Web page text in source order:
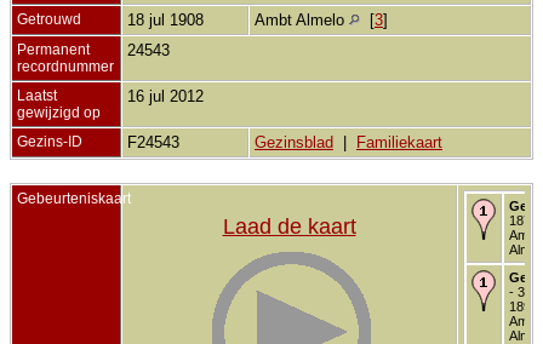
Getrouwd 18 jul 1908 Ambt Almelo [3]
Permanent
recordnummer
24543
Laatst
gewijzigd op
16 jul 2012
Gezins-ID F24543 Gezinsblad Familiekaart
Gebeurteniskaart
Laad de kaart
1873
Ambt
- 30
1893
Ambt